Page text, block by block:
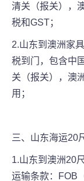
清关（报关），
税和GST；
2.山东到澳洲家
税到门，包含中
关（报关），澳
用；
三、山东海运20
1.山东到澳洲20
运输条款：FOB